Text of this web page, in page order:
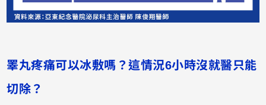
睪丸疼痛可以冰敷嗎？這情況6小時沒就醫只能
切除？